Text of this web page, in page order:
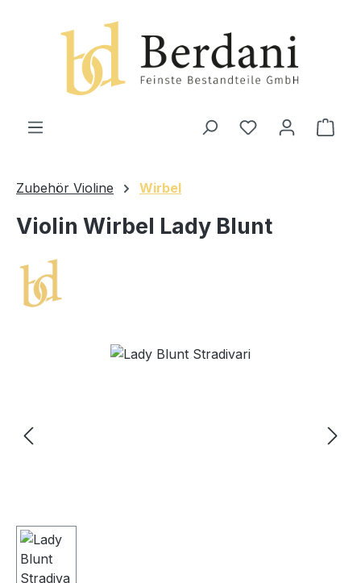
Zubehör Violine Wirbel
Violin Wirbel Lady Blunt
Bildergalerie überspringen